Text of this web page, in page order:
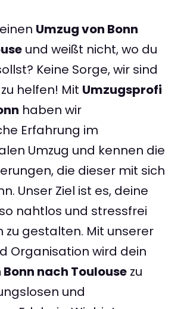
Umzug von Bonn
und weißt nicht, wo du
Keine Sorge, wir sind
helfen! Mit Umzugsprofi
haben wir
Erfahrung im
Umzug und kennen die
die dieser mit sich
Unser Ziel ist es, deine
nahtlos und stressfrei
zu gestalten. Mit unserer
Organisation wird dein
nach Toulouse zu
und